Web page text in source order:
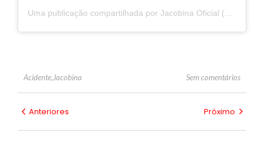
Acidente,Jacobina Sem comentários
Anteriores Próximo